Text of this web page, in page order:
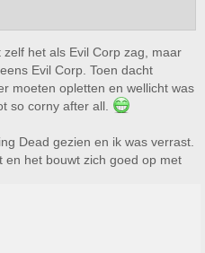
het als Evil Corp zag, maar
Evil Corp. Toen dacht
moeten opletten en wellicht was
so corny after all.
Dead gezien en ik was verrast.
en het bouwt zich goed op met